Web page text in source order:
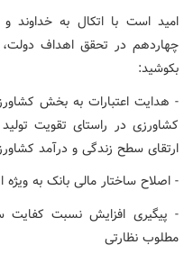
امید است با اتکال به خداوند و
چهاردهم در تحقق اهداف
بکوشید:
- هدایت اعتبارات به بخش
کشاورزی در راستای تقویت
ارتقای سطح زندگی و درآمد
- اصلاح ساختار مالی بانک به
- پیگیری افزایش نسبت کفایت
مطلوب نظارتی